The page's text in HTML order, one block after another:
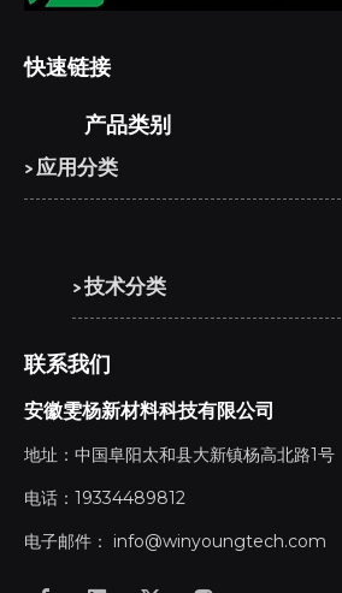
快速链接
产品类别
> 应用分类
> 技术分类
联系我们
安徽雯杨新材料科技有限公司
地址：中国阜阳太和县大新镇杨高北路1号
电话：19334489812
电子邮件： info@winyoungtech.com